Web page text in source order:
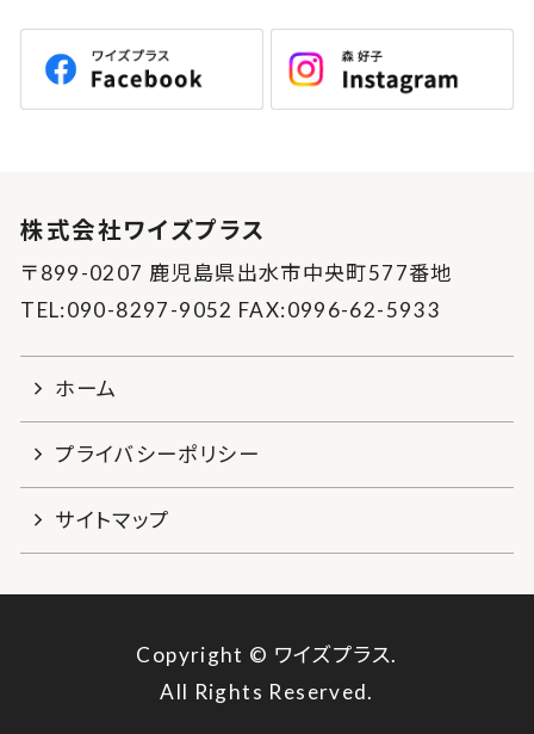
株式会社ワイズプラス
〒899-0207 鹿児島県出水市中央町577番地
TEL:090-8297-9052 FAX:0996-62-5933
ホーム
プライバシーポリシー
サイトマップ
Copyright © ワイズプラス.
All Rights Reserved.